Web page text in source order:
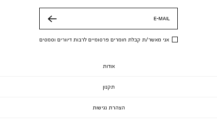
E-MAIL
אני מאשר/ת קבלת חומרים פרסומיים לרבות דיוורים וסמסים
אודות
תקנון
הצהרת נגישות